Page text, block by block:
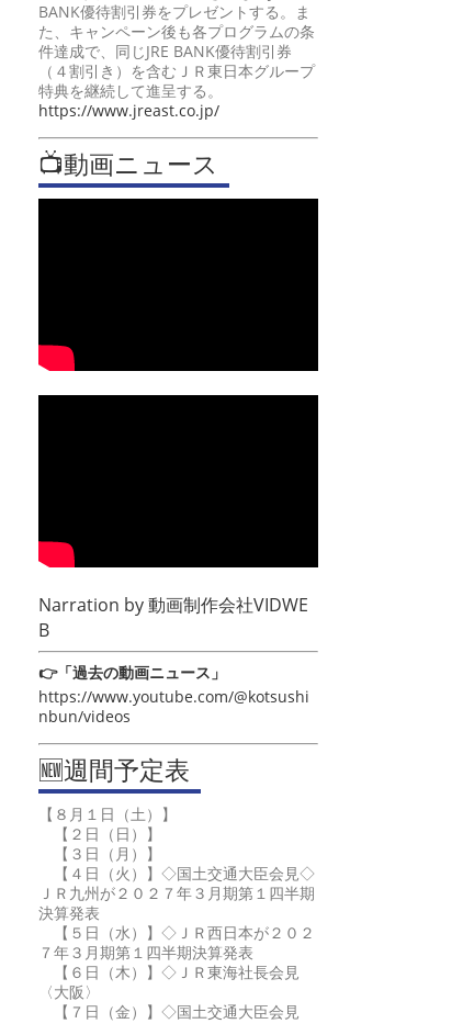
BANK優待割引券をプレゼントする。ま
た、キャンペーン後も各プログラムの条
件達成で、同じJRE BANK優待割引券
（４割引き）を含むＪＲ東日本グループ
特典を継続して進呈する。
https://www.jreast.co.jp/
📺動画ニュース
Narration by動画制作会社VIDWE
B
👉「過去の動画ニュース」
https://www.youtube.com/@kotsushi
nbun/videos
🆕週間予定表
【８月１日（土）】
【２日（日）】
【３日（月）】
【４日（火）】◇国土交通大臣会見◇
ＪＲ九州が２０２７年３月期第１四半期
決算発表
【５日（水）】◇ＪＲ西日本が２０２
７年３月期第１四半期決算発表
【６日（木）】◇ＪＲ東海社長会見
〈大阪〉
【７日（金）】◇国土交通大臣会見